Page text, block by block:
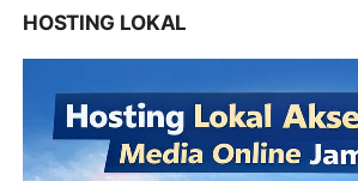
HOSTING LOKAL